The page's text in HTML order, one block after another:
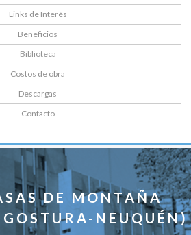
Links de Interés
Beneficios
Biblioteca
Costos de obra
Descargas
Contacto
DE MONTAÑA
NEUQUÉN)